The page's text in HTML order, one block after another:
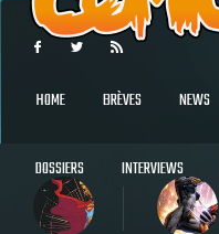
HOME BRÈVES NEWS
DOSSIERS INTERVIEWS